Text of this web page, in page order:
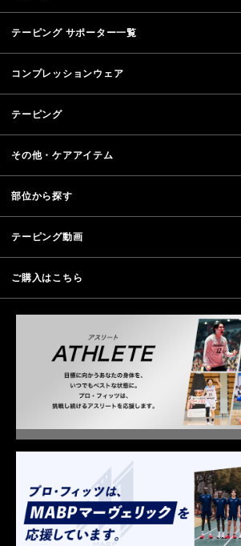
テーピング サポーター一覧
コンプレッションウェア
テーピング
その他・ケアアイテム
部位から探す
テーピング動画
ご購入はこちら